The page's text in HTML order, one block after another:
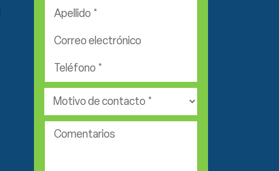
Apellido
Correo
Teléfono
Área
de
práctica
Comentarios